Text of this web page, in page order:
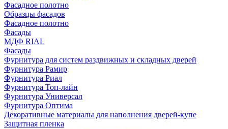
Фасадное полотно
Образцы фасадов
Фасадное полотно
Фасады
МДФ RIAL
Фасады
Фурнитура для систем раздвижных и складных дверей
Фурнитура Рамир
Фурнитура Риал
Фурнитура Топ-лайн
Фурнитура Универсал
Фурнитура Оптима
Декоративные материалы для наполнения дверей-купе
Защитная пленка